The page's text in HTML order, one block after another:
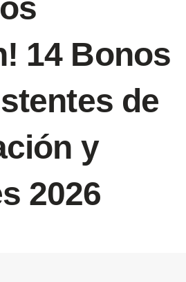
14 Bonos
de
y
2026